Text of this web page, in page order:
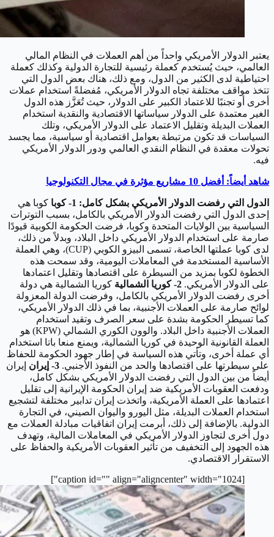
يعتبر الدولار الأمريكي واحداً من أهم العملات في النظام المالي
العالمي، حيث يُستخدم كعملة رئيسية للتجارة الدولية وكذلك كعملة
احتياطية لدى الكثير من الدول، ومع ذلك، هناك بعض الدول التي
تتخذ مواقف مختلفة تجاه الدولار الأمريكي، مُفضلةً استخدام عملات
أخرى أو تجنبًا للاعتماد الكبير على الدولار، حيث تُعَزَّز هذه الدول
الغير معتمدة على الدولار سياساتها الاقتصادية والنقدية استخدام
العملات البديلة وتقليل الاعتماد على الدولار الأمريكي، وتلك
السياسات قد تكون مرتبطة بعوامل اقتصادية أو سياسية، مما يجسد
تحولات معقدة في النظام النقدي العالمي ودور الدولار الأمريكي
فيه.
شاهد أيضاً: أفضل 10 مشاريع مؤثرة في مجال التكنولوجيا
الدول التي رفضت الدولار الأمريكي بشكل كامل: 1- كوبا
كوبا هي
إحدى الدول التي رفضت الدولار الأمريكي بالكامل، بسبب التوترات
السياسية بين الولايات المتحدة وكوبا، فرضت الحكومة الكوبية قيودًا
صارمة على استخدام الدولار الأمريكي داخل البلاد، وبدلاً من ذلك،
لدى كوبا عملتها الخاصة، تسمى البيزو الكوبي (CUP)، وهي العملة
الأساسية المستخدمة في المعاملات اليومية، وقد سمحت هذه
الخطوة لكوبا بمزيد من السيطرة على اقتصادها وتقليل اعتمادها
على الدولار الأمريكي. 2- كوريا الشمالية
كوريا الشمالية هي دولة
أخرى رفضت الدولار الأمريكي بالكامل، وفرضت الدولة المعزولة
لوائح صارمة على العملات الأجنبية، بما في ذلك الدولار الأمريكي،
كما تسيطر الحكومة بشدة على سعر الصرف وتقيد استخدام
العملات الأجنبية داخل البلاد.
والوون الكوري الشمالي (KPW) هو
العملة القانونية الوحيدة في كوريا الشمالية، ويمنع منعا باتا استخدام
أي عملة أخرى، وتأتي هذه السياسة في إطار جهود الحكومة للحفاظ
على سيطرتها على اقتصادها والحد من النفوذ الأجنبي. 3- إيران
إيران
أيضاً من بين الدول التي رفضت الدولار الأمريكي بشكل كامل،
ودفعت العقوبات الأمريكية ضد إيران الحكومة الإيرانية إلى تقليل
اعتمادها على العملة الأمريكية، واتخذت إيران تدابير مختلفة لتشجيع
استخدام العملات البديلة، مثل اليورو واليوان الصيني، في التجارة
الدولية. بالإضافة إلى ذلك، أبرمت إيران اتفاقيات مبادلة العملات مع
دول أخرى لتجاوز الدولار الأمريكي في المعاملات المالية، وتهدف
هذه الجهود إلى التخفيف من تأثير العقوبات الأمريكية والحفاظ على
الاستقرار الاقتصادي.
[caption id="" align="aligncenter" width="1024"]